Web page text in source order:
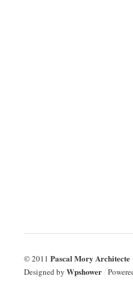
© 2011 Pascal Mory Architecte
Designed by Wpshower/